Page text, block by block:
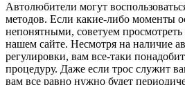
Автолюбители могут
методов. Если какие-либо моменты
непонятными, советуем
нашем сайте. Несмотря на наличие
регулировки, вам все-таки
процедуру. Даже если трос служит
вам все равно нужно будет